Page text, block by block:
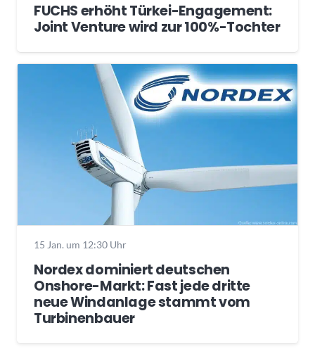
FUCHS erhöht Türkei-Engagement:
Joint Venture wird zur 100%-Tochter
15 Jan. um 12:30 Uhr
Nordex dominiert deutschen
Onshore-Markt: Fast jede dritte
neue Windanlage stammt vom
Turbinenbauer